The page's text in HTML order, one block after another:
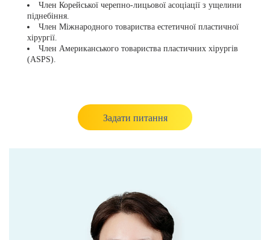
Член Корейської черепно-лицьової асоціації з ущелини
піднебіння.
Член Міжнародного товариства естетичної пластичної
хірургії.
Член Американського товариства пластичних хірургів
(ASPS).
Задати питання